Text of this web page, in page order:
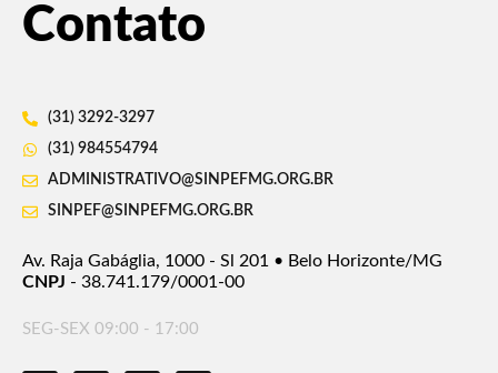
Contato
(31) 3292-3297
(31) 984554794
ADMINISTRATIVO@SINPEFMG.ORG.BR
SINPEF@SINPEFMG.ORG.BR
Av. Raja Gabáglia, 1000 - Sl 201 • Belo Horizonte/MG
CNPJ - 38.741.179/0001-00
SEG-SEX 09:00 - 17:00